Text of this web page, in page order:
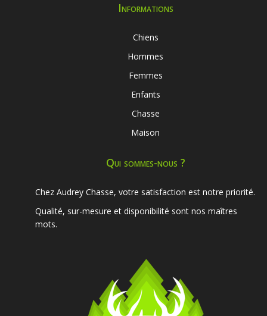
Informations
Chiens
Hommes
Femmes
Enfants
Chasse
Maison
Qui sommes-nous ?
Chez Audrey Chasse, votre satisfaction est notre priorité.
Qualité, sur-mesure et disponibilité sont nos maîtres
mots.